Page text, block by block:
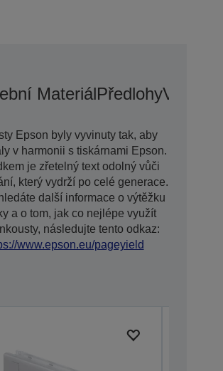
MateriálPředlohy
Epson byly vyvinuty tak, aby
v harmonii s tiskárnami Epson.
je zřetelný text odolný vůči
který vydrží po celé generace.
další informace o výtěžku
a o tom, jak co nejlépe využít
následujte tento odkaz:
www.epson.eu/pageyield